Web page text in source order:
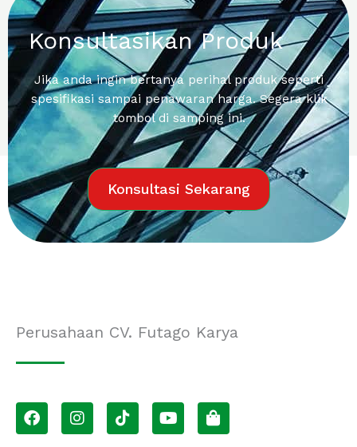
Konsultasikan Produk
Jika anda ingin bertanya perihal produk seperti
spesifikasi sampai penawaran harga. Segera klik
tombol di samping ini.
Konsultasi Sekarang
Perusahaan CV. Futago Karya
F
a
I
n
T
i
Y
o
S
h